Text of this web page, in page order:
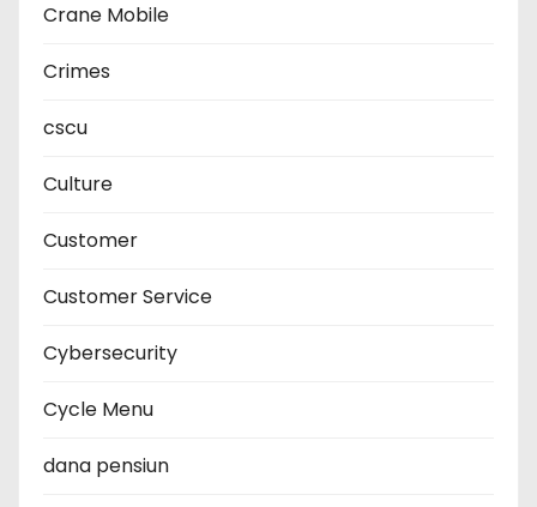
Crane Mobile
Crimes
cscu
Culture
Customer
Customer Service
Cybersecurity
Cycle Menu
dana pensiun